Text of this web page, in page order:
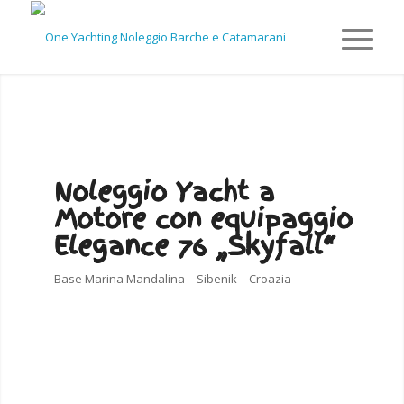
Noleggio Yacht a
Motore con equipaggio
Elegance 76 „Skyfall“
Base Marina Mandalina – Sibenik – Croazia